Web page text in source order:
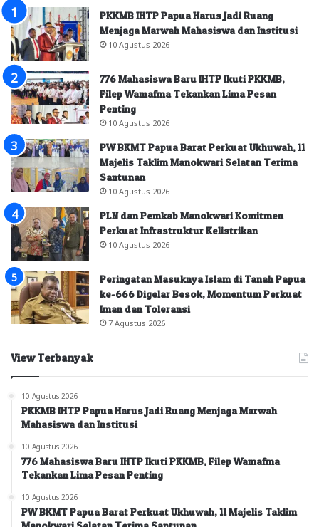
PKKMB IHTP Papua Harus Jadi Ruang
Menjaga Marwah Mahasiswa dan Institusi
10 Agustus 2026
776 Mahasiswa Baru IHTP Ikuti PKKMB,
Filep Wamafma Tekankan Lima Pesan
Penting
10 Agustus 2026
PW BKMT Papua Barat Perkuat Ukhuwah, 11
Majelis Taklim Manokwari Selatan Terima
Santunan
10 Agustus 2026
PLN dan Pemkab Manokwari Komitmen
Perkuat Infrastruktur Kelistrikan
10 Agustus 2026
Peringatan Masuknya Islam di Tanah Papua
ke-666 Digelar Besok, Momentum Perkuat
Iman dan Toleransi
7 Agustus 2026
View Terbanyak
10 Agustus 2026
PKKMB IHTP Papua Harus Jadi Ruang Menjaga Marwah
Mahasiswa dan Institusi
10 Agustus 2026
776 Mahasiswa Baru IHTP Ikuti PKKMB, Filep Wamafma
Tekankan Lima Pesan Penting
10 Agustus 2026
PW BKMT Papua Barat Perkuat Ukhuwah, 11 Majelis Taklim